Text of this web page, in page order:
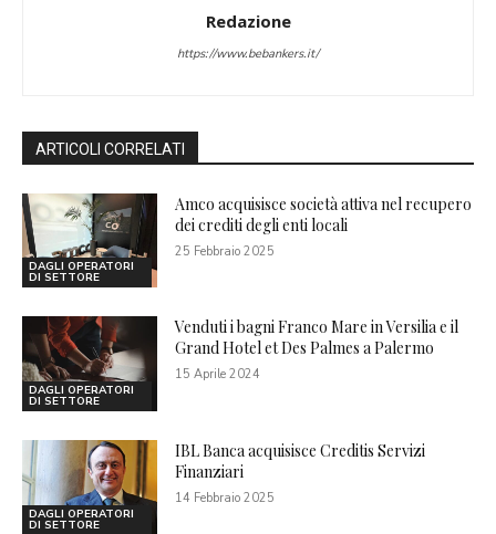
Redazione
https://www.bebankers.it/
ARTICOLI CORRELATI
DAGLI OPERATORI
DI SETTORE
Amco acquisisce società attiva nel recupero
dei crediti degli enti locali
25 Febbraio 2025
DAGLI OPERATORI
DI SETTORE
Venduti i bagni Franco Mare in Versilia e il
Grand Hotel et Des Palmes a Palermo
15 Aprile 2024
DAGLI OPERATORI
DI SETTORE
IBL Banca acquisisce Creditis Servizi
Finanziari
14 Febbraio 2025